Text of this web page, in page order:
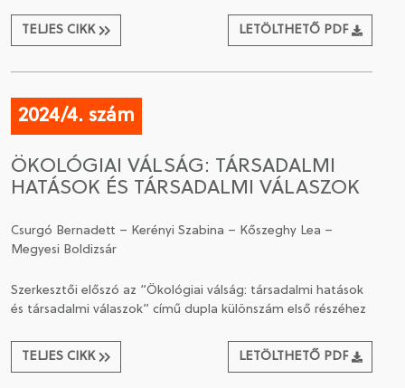
TELJES CIKK LETÖLTHETŐ PDF
2024/4. szám
ÖKOLÓGIAI VÁLSÁG: TÁRSADALMI
HATÁSOK ÉS TÁRSADALMI VÁLASZOK
Csurgó Bernadett – Kerényi Szabina – Kőszeghy Lea –
Megyesi Boldizsár
Szerkesztői előszó az “Ökológiai válság: társadalmi hatások
és társadalmi válaszok” című dupla különszám első részéhez
TELJES CIKK LETÖLTHETŐ PDF